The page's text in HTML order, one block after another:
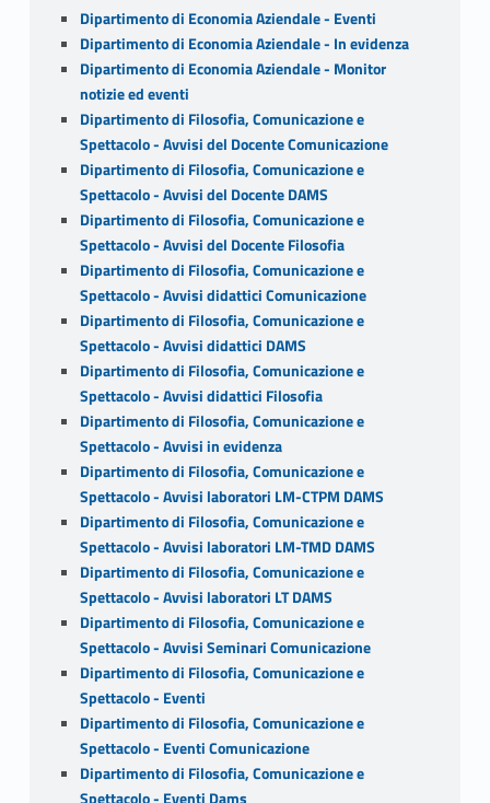
Dipartimento di Economia Aziendale - Eventi
Dipartimento di Economia Aziendale - In evidenza
Dipartimento di Economia Aziendale - Monitor
notizie ed eventi
Dipartimento di Filosofia, Comunicazione e
Spettacolo - Avvisi del Docente Comunicazione
Dipartimento di Filosofia, Comunicazione e
Spettacolo - Avvisi del Docente DAMS
Dipartimento di Filosofia, Comunicazione e
Spettacolo - Avvisi del Docente Filosofia
Dipartimento di Filosofia, Comunicazione e
Spettacolo - Avvisi didattici Comunicazione
Dipartimento di Filosofia, Comunicazione e
Spettacolo - Avvisi didattici DAMS
Dipartimento di Filosofia, Comunicazione e
Spettacolo - Avvisi didattici Filosofia
Dipartimento di Filosofia, Comunicazione e
Spettacolo - Avvisi in evidenza
Dipartimento di Filosofia, Comunicazione e
Spettacolo - Avvisi laboratori LM-CTPM DAMS
Dipartimento di Filosofia, Comunicazione e
Spettacolo - Avvisi laboratori LM-TMD DAMS
Dipartimento di Filosofia, Comunicazione e
Spettacolo - Avvisi laboratori LT DAMS
Dipartimento di Filosofia, Comunicazione e
Spettacolo - Avvisi Seminari Comunicazione
Dipartimento di Filosofia, Comunicazione e
Spettacolo - Eventi
Dipartimento di Filosofia, Comunicazione e
Spettacolo - Eventi Comunicazione
Dipartimento di Filosofia, Comunicazione e